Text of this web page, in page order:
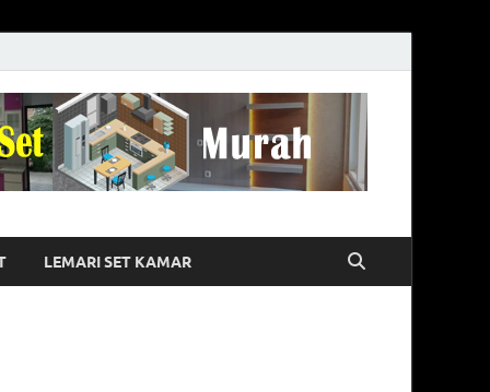
8188-4864
di daerah Bekasi Utara Timur
LEMARI SET KAMAR